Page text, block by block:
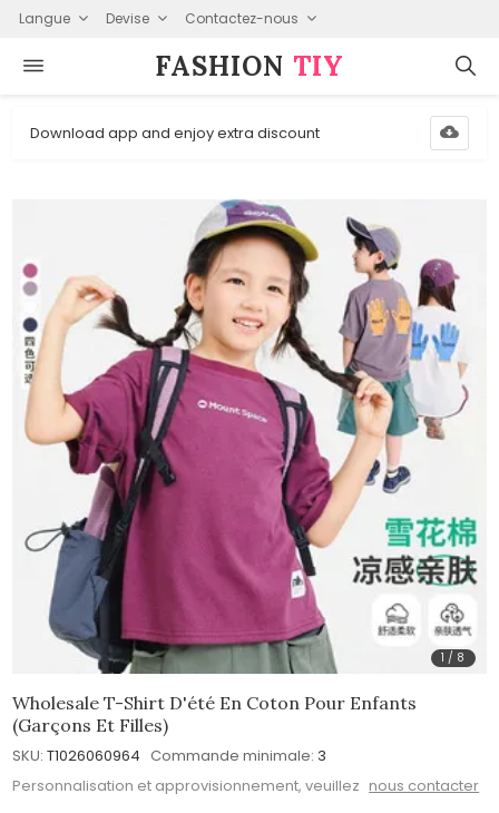
Langue Devise Contactez-nous
FASHION⁠ TIY
Download app and enjoy extra discount
1 / 8
Wholesale T-Shirt D'été En Coton Pour Enfants
(garçons Et Filles)
SKU: T1026060964 Commande minimale: 3
Personnalisation et approvisionnement, veuillez nous contacter